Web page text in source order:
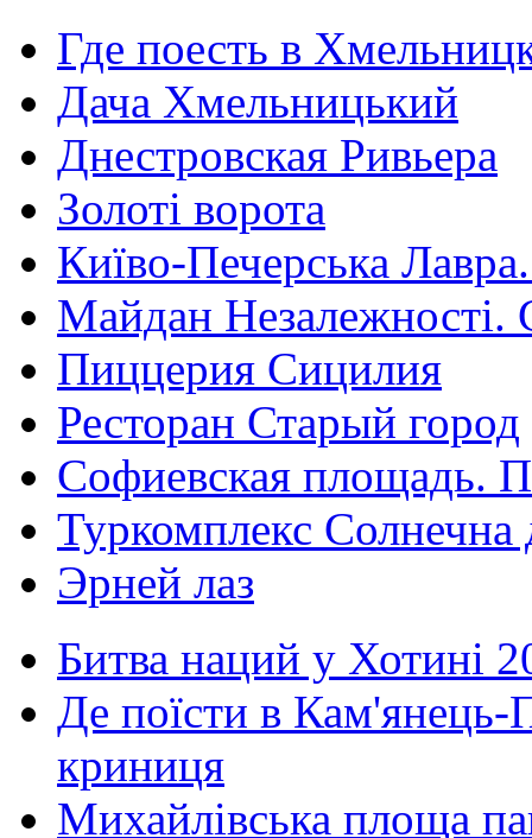
Где поесть в
Дача Хмельницький
Днестровская Ривьера
Золоті ворота
Київо-Печерська
Майдан Незалежності.
Пиццерия Сицилия
Ресторан Старый город
Софиевская площадь.
Туркомплекс Солнечна
Эрней лаз
Битва наций у Хотині
Де поїсти в Кам'янець-
криниця
Михайлівська площа